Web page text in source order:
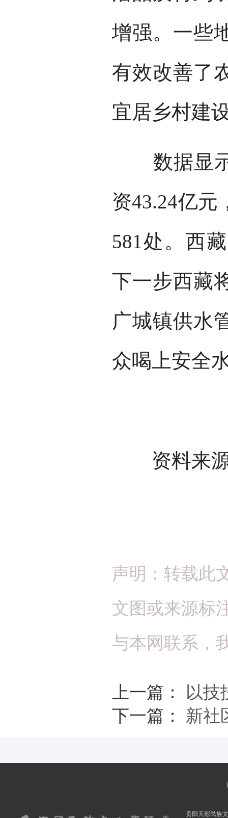
增强。一些
有效改善了
宜居乡村建
数据显示
资43.24亿元
581处。西
下一步西藏
广城镇供水
众喝上安全
资料来源
声明：转载此
文图或来源标
与本网联系，
上一篇：
以技
下一篇： 新社
贵阳天彩民族